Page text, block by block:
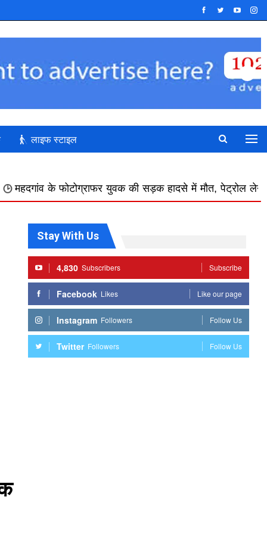
लाइफ स्टाइल
युवक की सड़क हादसे में मौत, पेट्रोल लेने जाते समय अज्ञात
Stay With Us
4,830 Subscribers Subscribe
Facebook Likes Like our page
Instagram Followers Follow Us
Twitter Followers Follow Us